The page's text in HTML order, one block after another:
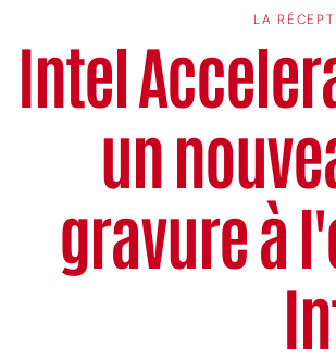
LA
Intel
un
gravure à